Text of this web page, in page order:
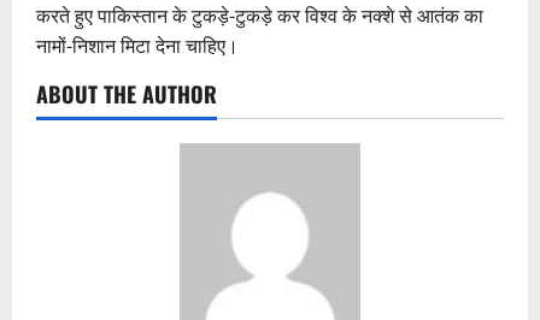
करते हुए पाकिस्तान के टुकड़े-टुकड़े कर विश्व के नक्शे से आतंक का
नामों-निशान मिटा देना चाहिए।
ABOUT THE AUTHOR